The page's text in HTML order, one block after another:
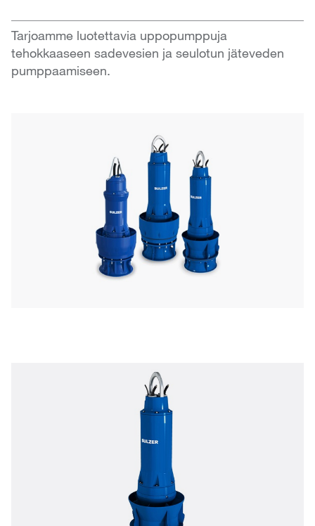
Tarjoamme luotettavia uppopumppuja
tehokkaaseen sadevesien ja seulotun jäteveden
pumppaamiseen.